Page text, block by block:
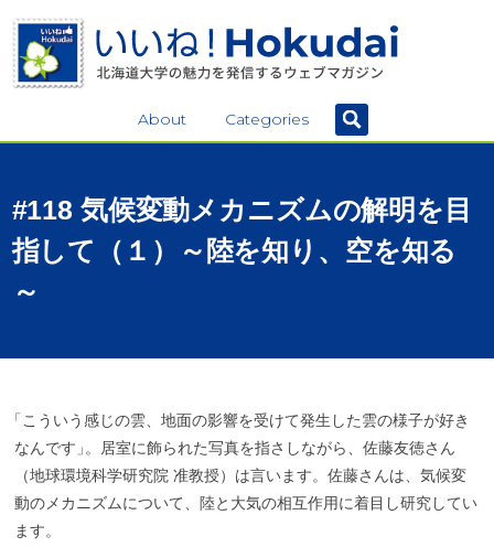
About Categories
#118 気候変動メカニズムの解明を 目
指して
（１） ～ 陸を知り、 空を知る
～
「こういう感じの雲、地面の影響を受けて発生した雲の様子が好き
なんです 」。居室に飾られた写真を指さしながら、佐藤友徳さん
（地球環境科学研究院 准教授）は言います。佐藤さんは、気候変
動のメカニズムについて、陸と大気の相互作用に着目し研究してい
ます。